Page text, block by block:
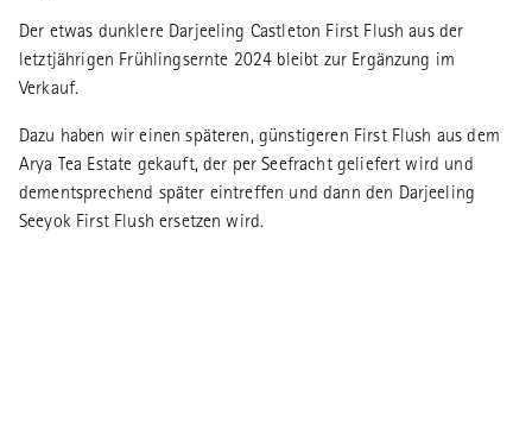
Der etwas dunklere Darjeeling Castleton First Flush aus der
letztjährigen Frühlingsernte 2024 bleibt zur Ergänzung im
Verkauf.
Dazu haben wir einen späteren, günstigeren First Flush aus dem
Arya Tea Estate gekauft, der per Seefracht geliefert wird und
dementsprechend später eintreffen und dann den Darjeeling
Seeyok First Flush ersetzen wird.